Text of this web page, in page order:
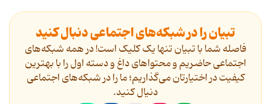
تبیان را در شبکه‌های اجتماعی دنبال کنید
فاصله شما با تبیان تنها یک کلیک است! در همه شبکه‌های
اجتماعی حاضریم و محتواهای داغ و دسته اول را با بهترین
کیفیت در اختیارتان می‌گذاریم؛ ما را در شبکه‌های اجتماعی
دنیال کنید.